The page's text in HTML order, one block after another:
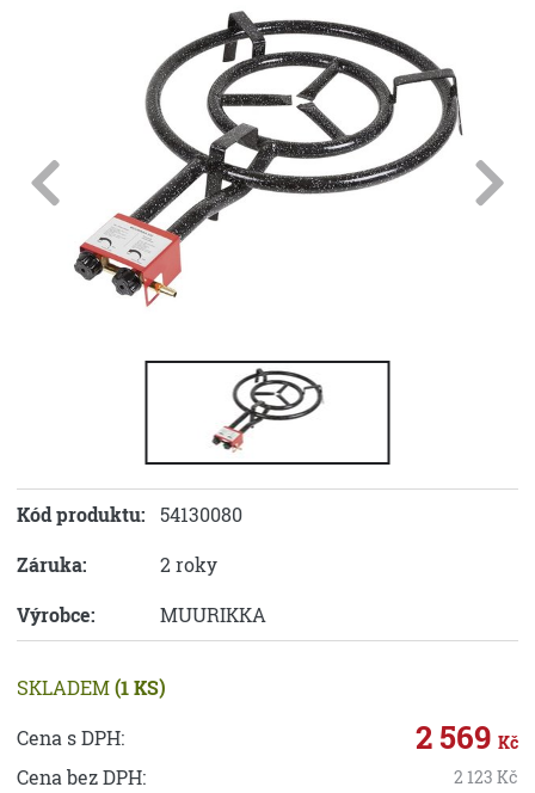
Kód produktu: 54130080
Záruka:
2 roky
Výrobce:
MUURIKKA
SKLADEM(1 KS)
Cena s DPH:
2 569 Kč
Cena bez DPH: 2 123 Kč